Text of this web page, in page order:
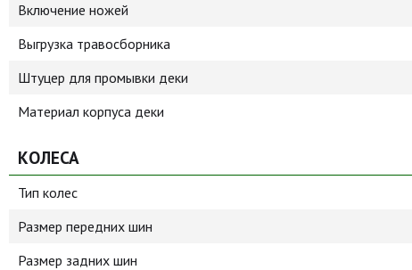
Включение ножей
Выгрузка травосборника
Штуцер для промывки деки
Материал корпуса деки
КОЛЕСА
Тип колес
Размер передних шин
Размер задних шин